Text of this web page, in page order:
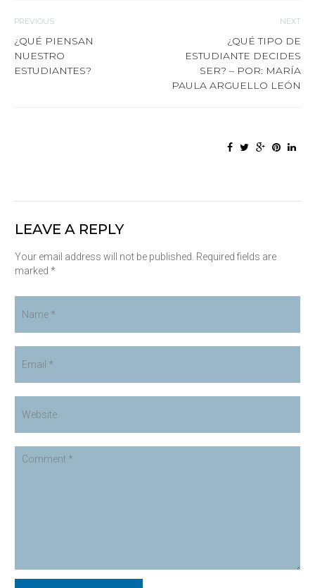
PREVIOUS
¿QUÉ PIENSAN
NUESTRO
ESTUDIANTES?
NEXT
¿QUÉ TIPO DE
ESTUDIANTE DECIDES
SER? – POR: MARÍA
PAULA ARGUELLO LEÓN
LEAVE A REPLY
Your email address will not be published. Required fields are
marked *